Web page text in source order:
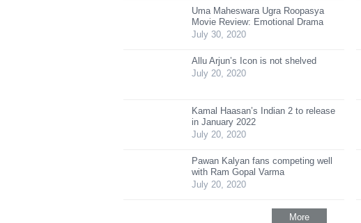
Uma Maheswara Ugra Roopasya
Movie Review: Emotional Drama
July 30, 2020
Allu Arjun’s Icon is not shelved
July 20, 2020
Kamal Haasan’s Indian 2 to release
in January 2022
July 20, 2020
Pawan Kalyan fans competing well
with Ram Gopal Varma
July 20, 2020
More